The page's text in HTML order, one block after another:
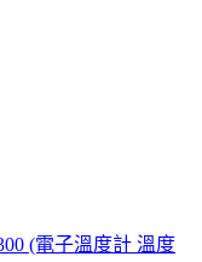
(電子溫度計 溫度